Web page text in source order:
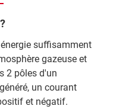
suffisamment
gazeuse et
2 pôles d'un
un courant
et négatif.